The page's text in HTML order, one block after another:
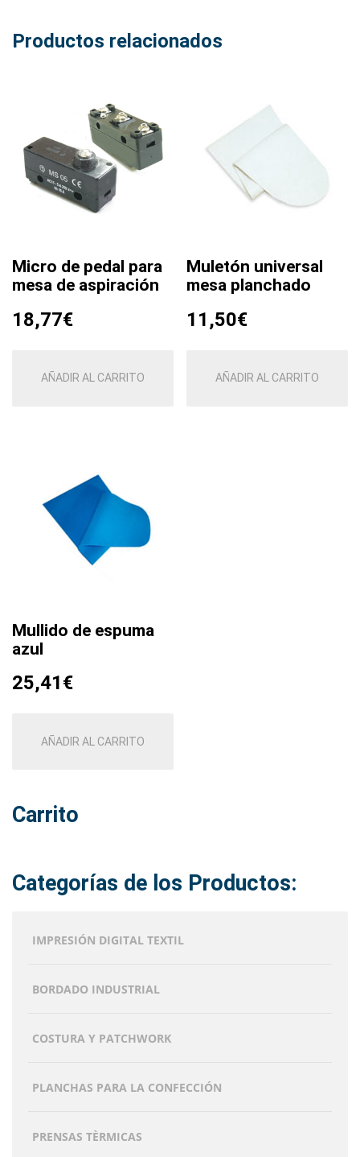
Productos relacionados
Micro de pedal para
mesa de aspiración
18,77€
AÑADIR AL CARRITO
Muletón universal
mesa planchado
11,50€
AÑADIR AL CARRITO
Mullido de espuma
azul
25,41€
AÑADIR AL CARRITO
Carrito
Categorías de los Productos:
IMPRESIÓN DIGITAL TEXTIL
BORDADO INDUSTRIAL
COSTURA Y PATCHWORK
PLANCHAS PARA LA CONFECCIÓN
PRENSAS TÈRMICAS